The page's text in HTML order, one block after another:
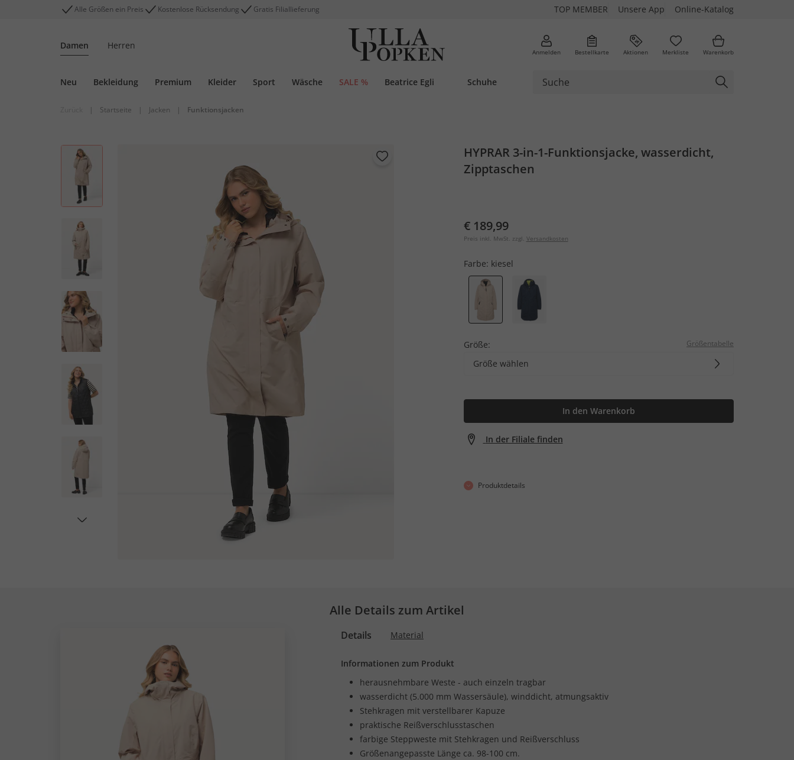
Alle Größen ein Preis Kostenlose Rücksendung Gratis Filiallieferung TOP MEMBER Unsere App Online-Katalog
Damen Herren
Anmelden Bestellkarte Aktionen Merkliste Warenkorb
Neu Bekleidung Premium Kleider Sport Wäsche SALE % Beatrice Egli Schuhe
| Startseite | Jacken | Funktionsjacken
HYPRAR 3-in-1-Funktionsjacke, wasserdicht,
Zipptaschen
€ 189,99
Preis inkl. MwSt. zzgl. Versandkosten
Farbe: kiesel
Größe: Größentabelle
Größe wählen
In den Warenkorb
In der Filiale finden
Produktdetails
Alle Details zum Artikel
Details Material
Informationen zum Produkt
herausnehmbare Weste - auch einzeln tragbar
wasserdicht (5.000 mm Wassersäule), winddicht, atmungsaktiv
Stehkragen mit verstellbarer Kapuze
praktische Reißverschlusstaschen
farbige Steppweste mit Stehkragen und Reißverschluss
Größenangepasste Länge ca. 98-100 cm.